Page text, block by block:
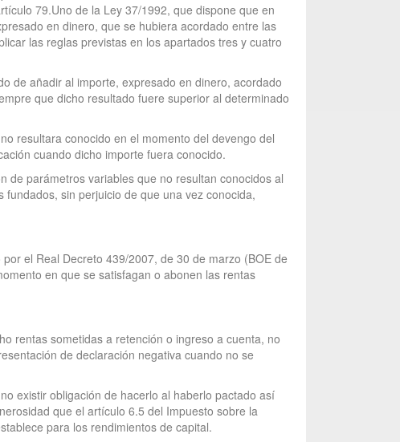
79.Uno de la Ley 37/1992, que dispone que en
en dinero, que se hubiera acordado entre las
las reglas previstas en los apartados tres y cuatro
de añadir al importe, expresado en dinero, acordado
que dicho resultado fuere superior al determinado
resultara conocido en el momento del devengo del
cuando dicho importe fuera conocido.
de parámetros variables que no resultan conocidos al
sin perjuicio de que una vez conocida,
el Real Decreto 439/2007, de 30 de marzo (BOE de
en que se satisfagan o abonen las rentas
rentas sometidas a retención o ingreso a cuenta, no
de declaración negativa cuando no se
existir obligación de hacerlo al haberlo pactado así
que el artículo 6.5 del Impuesto sobre la
para los rendimientos de capital.